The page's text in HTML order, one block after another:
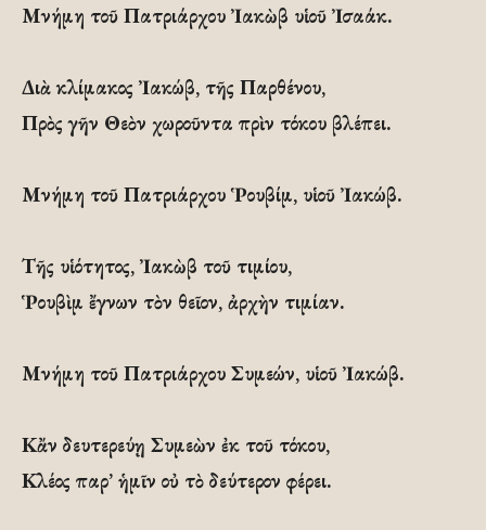
Μνήμη τοῦ Πατριάρχου Ἰακὼβ υἱοῦ Ἰσαάκ.
Διὰ κλίμακος Ἰακώβ, τῆς Παρθένου,
Πρὸς γῆν Θεὸν χωροῦντα πρὶν τόκου βλέπει.
Μνήμη τοῦ Πατριάρχου Ῥουβίμ, υἱοῦ Ἰακώβ.
Τῆς υἱότητος, Ἰακὼβ τοῦ τιμίου,
Ῥουβὶμ ἔγνων τὸν θεῖον, ἀρχὴν τιμίαν.
Μνήμη τοῦ Πατριάρχου Συμεών, υἱοῦ Ἰακώβ.
Κἄν δευτερεύῃ Συμεὼν ἐκ τοῦ τόκου,
Κλέος παρ’ ἡμῖν οὐ τὸ δεύτερον φέρει.